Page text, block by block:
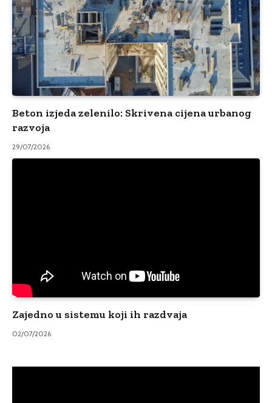
Beton izjeda zelenilo: Skrivena cijena urbanog
razvoja
29/07/2026
Zajedno u sistemu koji ih razdvaja
02/07/2026